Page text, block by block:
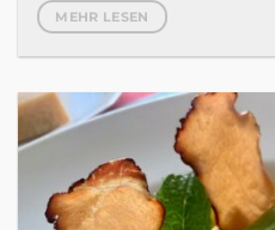
MEHR LESEN